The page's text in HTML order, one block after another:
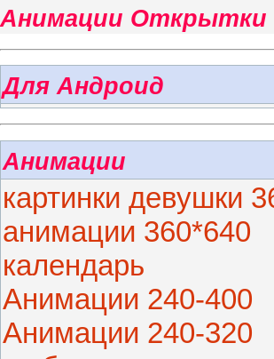
Анимации Открытки
Для Андроид
Анимации
картинки девушки
анимации 360*640
календарь
Анимации 240-400
Анимации 240-320